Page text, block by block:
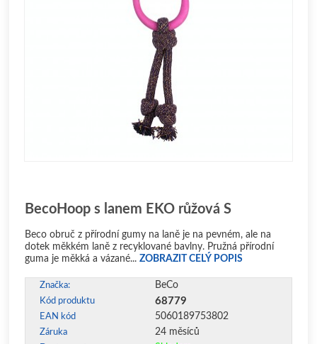
BecoHoop s lanem EKO růžová S
Beco obruč z přírodní gumy na laně je na pevném, ale na
dotek měkkém laně z recyklované bavlny. Pružná přírodní
guma je měkká a vázané... ZOBRAZIT CELÝ POPIS
Značka: BeCo
Kód produktu 68779
EAN kód 5060189753802
Záruka 24 měsíců